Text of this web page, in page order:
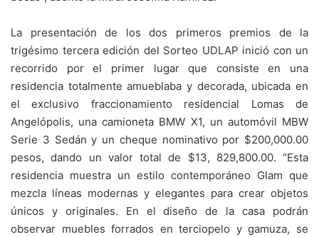
La presentación de los dos primeros premios de la
trigésimo tercera edición del Sorteo UDLAP inició con un
recorrido por el primer lugar que consiste en una
residencia totalmente amueblaba y decorada, ubicada en
el exclusivo fraccionamiento residencial Lomas de
Angelópolis, una camioneta BMW X1, un automóvil MBW
Serie 3 Sedán y un cheque nominativo por $200,000.00
pesos, dando un valor total de $13, 829,800.00. “Esta
residencia muestra un estilo contemporáneo Glam que
mezcla líneas modernas y elegantes para crear objetos
únicos y originales. En el diseño de la casa podrán
observar muebles forrados en terciopelo y gamuza, se